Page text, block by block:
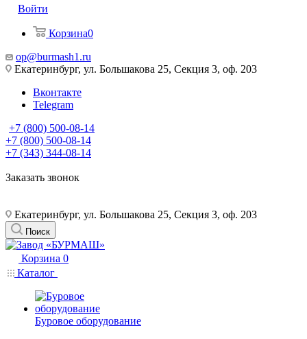
Войти
Корзина0
op@burmash1.ru
Екатеринбург, ул. Большакова 25, Секция 3, оф. 203
Вконтакте
Telegram
+7 (800) 500-08-14
+7 (800) 500-08-14
+7 (343) 344-08-14
Заказать звонок
Екатеринбург, ул. Большакова 25, Секция 3, оф. 203
Поиск
Корзина 0
Каталог
Буровое оборудование